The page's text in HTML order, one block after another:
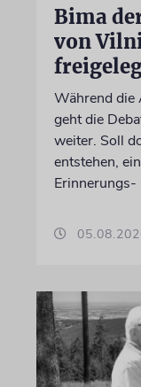
Bima
von
Während die
geht die
weiter. Soll
entstehen,
Erinnerungs-